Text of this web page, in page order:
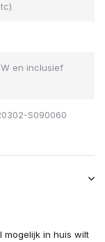
en inclusief
S090060
mogelijk in huis wilt